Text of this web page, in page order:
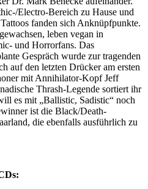
Electro-Bereich zu Hause und
fanden sich Anknüpfpunkte.
leben vegan in
und Horrorfans. Das
Gespräch wurde zur tragenden
auf den letzten Drücker am ersten
mit Annihilator-Kopf Jeff
Thrash-Legende sortiert ihr
es mit „Ballistic, Sadistic“ noch
ist die Black/Death-
die ebenfalls ausführlich zu